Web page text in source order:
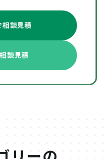
相談見積
談見積